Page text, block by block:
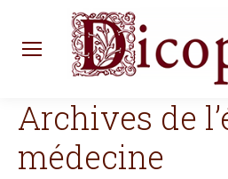
Archives de
médecine